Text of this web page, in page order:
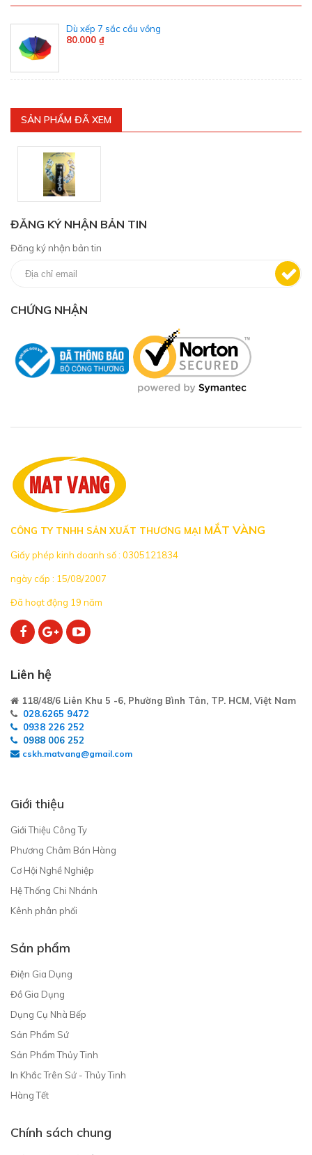
Dù xếp 7 sắc cầu vồng
80.000 ₫
SẢN PHẨM ĐÃ XEM
ĐĂNG KÝ NHẬN BẢN TIN
Đăng ký nhận bản tin
CHỨNG NHẬN
CÔNG TY TNHH SẢN XUẤT THƯƠNG MẠI MẮT VÀNG
Giấy phép kinh doanh số : 0305121834
ngày cấp : 15/08/2007
Đã hoạt động 19 năm
Liên hệ
118/48/6 Liên Khu 5 -6, Phường Bình Tân, TP. HCM, Việt Nam
028.6265 9472
0938 226 252
0988 006 252
cskh.matvang@gmail.com
Giới thiệu
Giới Thiệu Công Ty
Phương Châm Bán Hàng
Cơ Hội Nghề Nghiệp
Hệ Thống Chi Nhánh
Kênh phân phối
Sản phẩm
Điện Gia Dụng
Đồ Gia Dụng
Dụng Cụ Nhà Bếp
Sản Phẩm Sứ
Sản Phẩm Thủy Tinh
In Khắc Trên Sứ - Thủy Tinh
Hàng Tết
Chính sách chung